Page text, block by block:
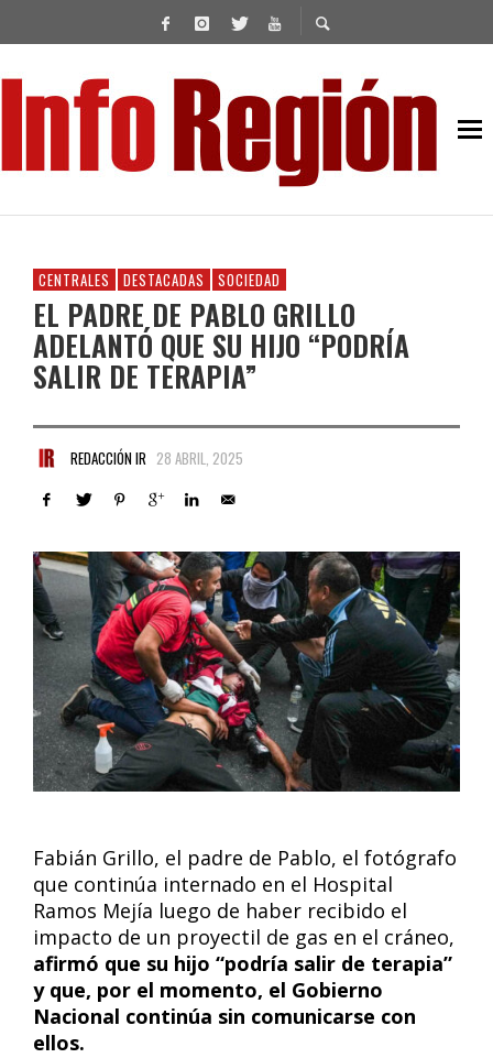
CENTRALES DESTACADAS SOCIEDAD
EL PADRE DE PABLO GRILLO
ADELANTÓ QUE SU HIJO “PODRÍA
SALIR DE TERAPIA”
REDACCIÓN IR 28 ABRIL, 2025
Fabián Grillo, el padre de Pablo, el fotógrafo
que continúa internado en el Hospital
Ramos Mejía luego de haber recibido el
impacto de un proyectil de gas en el cráneo,
afirmó que su hijo “podría salir de terapia”
y que, por el momento, el Gobierno
Nacional continúa sin comunicarse con
ellos.